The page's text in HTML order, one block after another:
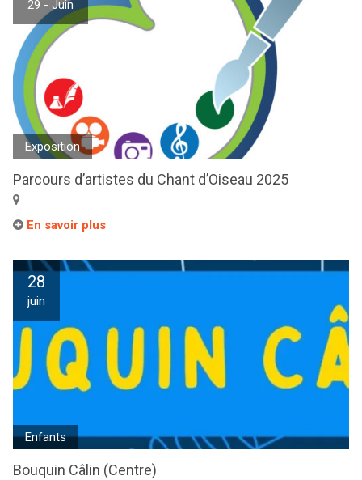
29 - Juin
Exposition
Parcours d’artistes du Chant d’Oiseau 2025
En savoir plus
28
juin
Enfants
Bouquin Câlin (Centre)